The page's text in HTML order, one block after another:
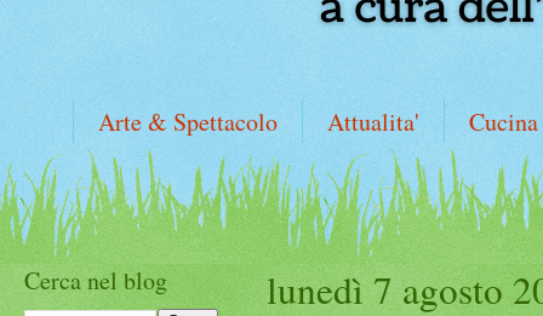
Arte & Spettacolo Attualita' Cucina
lunedì 7 agosto
Cerca nel blog